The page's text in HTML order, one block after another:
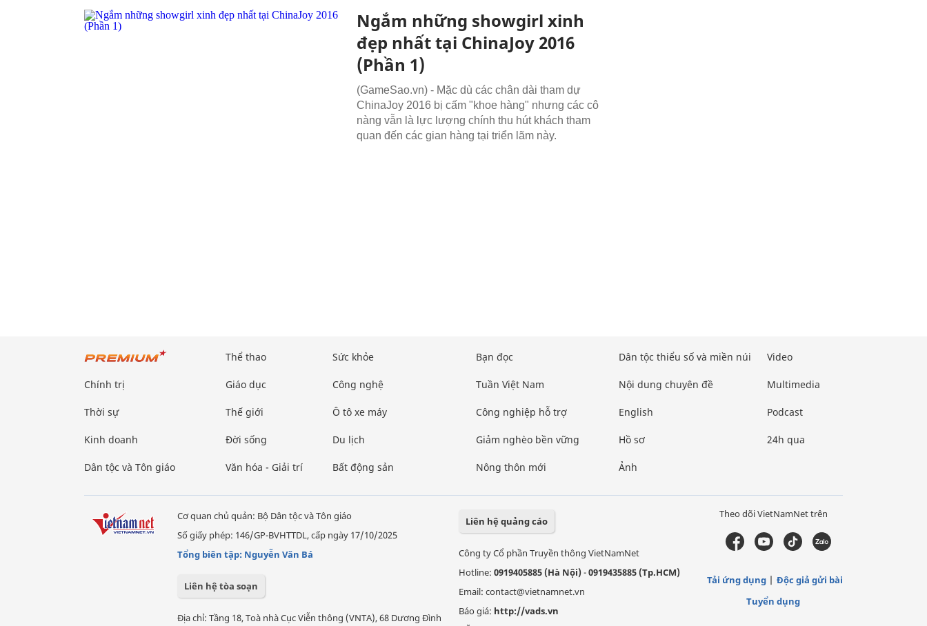
Ngắm những showgirl xinh
đẹp nhất tại ChinaJoy 2016
(Phần 1)
(GameSao.vn) - Mặc dù các chân dài tham dự
ChinaJoy 2016 bị cấm "khoe hàng" nhưng các cô
nàng vẫn là lực lượng chính thu hút khách tham
quan đến các gian hàng tại triển lãm này.
Chính trị
Thời sự
Kinh doanh
Dân tộc và Tôn giáo
Thể thao
Giáo dục
Thế giới
Đời sống
Văn hóa - Giải trí
Sức khỏe
Công nghệ
Ô tô xe máy
Du lịch
Bất động sản
Bạn đọc
Tuần Việt Nam
Công nghiệp hỗ trợ
Giảm nghèo bền vững
Nông thôn mới
Dân tộc thiểu số và miền núi
Nội dung chuyên đề
English
Hồ sơ
Ảnh
Video
Multimedia
Podcast
24h qua
Cơ quan chủ quản: Bộ Dân tộc và Tôn giáo
Số giấy phép: 146/GP-BVHTTDL, cấp ngày 17/10/2025
Tổng biên tập: Nguyễn Văn Bá
Liên hệ tòa soạn
Địa chỉ: Tầng 18, Toà nhà Cục Viễn thông (VNTA), 68 Dương Đình
Liên hệ quảng cáo
Công ty Cổ phần Truyền thông VietNamNet
Hotline: 0919405885 (Hà Nội)-0919435885 (Tp.HCM)
Email: contact@vietnamnet.vn
Báo giá: http://vads.vn
Theo dõi VietNamNet trên
Tải ứng dụng
Độc giả gửi bài
Tuyển dụng